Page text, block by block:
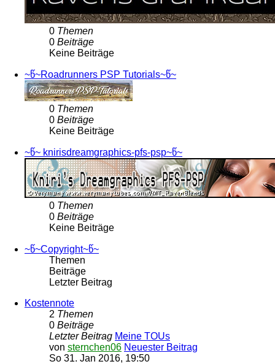
0 Themen
0 Beiträge
Keine Beiträge
~წ~Roadrunners PSP Tutorials~წ~
0 Themen
0 Beiträge
Keine Beiträge
~წ~ knirisdreamgraphics-pfs-psp~წ~
0 Themen
0 Beiträge
Keine Beiträge
~წ~Copyright~წ~
Themen
Beiträge
Letzter Beitrag
Kostennote
2 Themen
0 Beiträge
Letzter Beitrag Meine TOUs
von sternchen06 Neuester Beitrag
So 31. Jan 2016, 19:50